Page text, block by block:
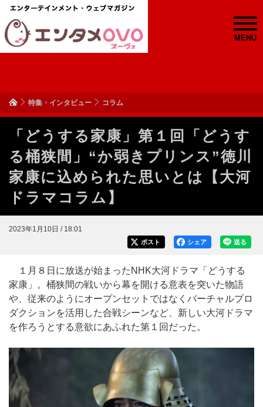
MENU
特集・インタビュー コラム
「どうする家康」第１回「どうす
る桶狭間」“か弱きプリンス”徳川
家康に込められた思いとは【大河
ドラマコラム】
2023年1月10日 / 18:01
送る
シェア
ポスト
１月８日に放送が始まったNHK大河ドラマ「どうする
家康」。桶狭間の戦いから幕を開ける意表を突いた物語
や、従来のようにオープンセットではなくバーチャルプロ
ダクションを活用した合戦シーンなど、新しい大河ドラマ
を作ろうとする意欲にあふれた第１回だった。